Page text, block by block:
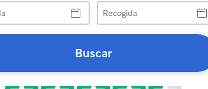
Recogida
Buscar